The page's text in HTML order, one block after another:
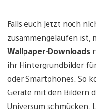
Falls euch jetzt noch
zusammengelaufen ist,
Wallpaper-Downloads
ihr Hintergrundbilder
oder Smartphones. So
Geräte mit den Bildern
Universum schmücken.